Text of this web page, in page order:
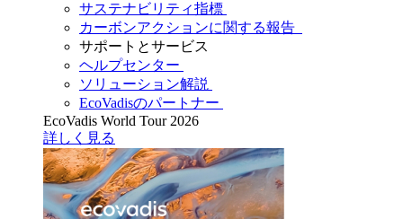
サステナビリティ指標
カーボンアクションに関する報告
サポートとサービス
ヘルプセンター
ソリューション解説
EcoVadisのパートナー
EcoVadis World Tour 2026
詳しく見る